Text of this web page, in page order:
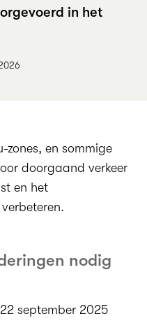
in het
zones, en sommige
doorgaand verkeer
en het
nodig
september 2025